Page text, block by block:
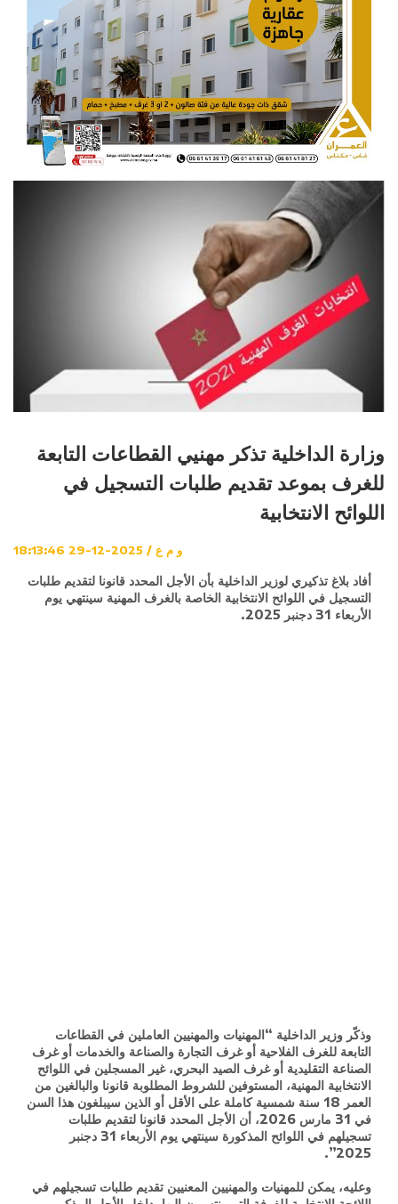
وزارة الداخلية تذكر مهنيي القطاعات التابعة
للغرف بموعد تقديم طلبات التسجيل في
اللوائح الانتخابية
و م ع / 2025-12-29 18:13:46
أفاد بلاغ تذكيري لوزير الداخلية بأن الأجل المحدد قانونا لتقديم طلبات
التسجيل في اللوائح الانتخابية الخاصة بالغرف المهنية سينتهي يوم
الأربعاء 31 دجنبر 2025.
وذكّر وزير الداخلية “المهنيات والمهنيين العاملين في القطاعات
التابعة للغرف الفلاحية أو غرف التجارة والصناعة والخدمات أو غرف
الصناعة التقليدية أو غرف الصيد البحري، غير المسجلين في اللوائح
الانتخابية المهنية، المستوفين للشروط المطلوبة قانونا والبالغين من
العمر 18 سنة شمسية كاملة على الأقل أو الذين سيبلغون هذا السن
في 31 مارس 2026، أن الأجل المحدد قانونا لتقديم طلبات
تسجيلهم في اللوائح المذكورة سينتهي يوم الأربعاء 31 دجنبر
2025”.
وعليه، يمكن للمهنيات والمهنيين المعنيين تقديم طلبات تسجيلهم في